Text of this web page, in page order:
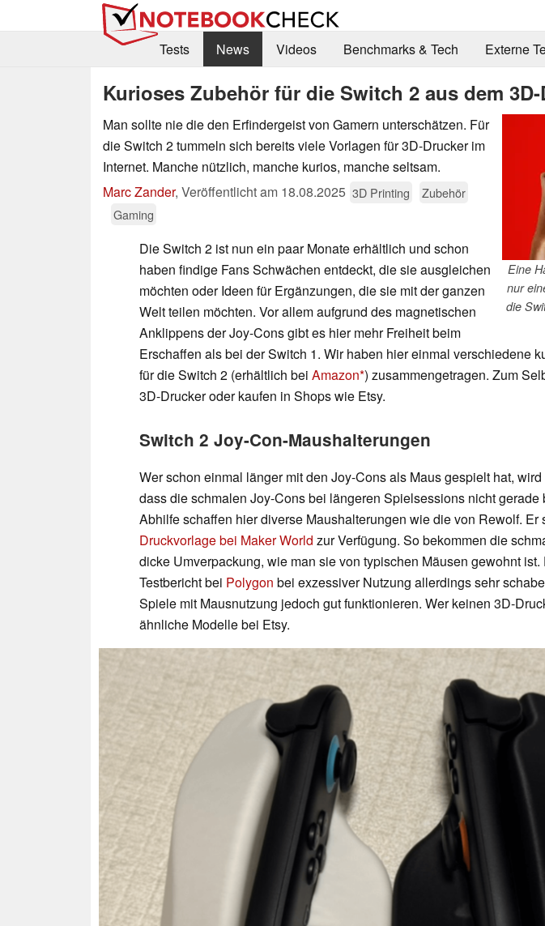
Tests
News Videos Benchmarks & Tech Externe
Kurioses Zubehör für die Switch 2 aus dem
Eine
nur
die
Man sollte nie die den Erfindergeist von Gamern unterschätzen. Für
die Switch 2 tummeln sich bereits viele Vorlagen für 3D-Drucker im
Internet. Manche nützlich, manche kurios, manche seltsam.
Marc Zander, Veröffentlicht am 18.08.2025 3D Printing
Zubehör
Gaming
Die Switch 2 ist nun ein paar Monate erhältlich und schon
haben findige Fans Schwächen entdeckt, die sie ausgleichen
möchten oder Ideen für Ergänzungen, die sie mit der ganzen
Welt teilen möchten. Vor allem aufgrund des magnetischen
Anklippens der Joy-Cons gibt es hier mehr Freiheit beim
Erschaffen als bei der Switch 1. Wir haben hier einmal verschiedene
für die Switch 2 (erhältlich bei Amazon ) zusammengetragen. Zum
3D-Drucker oder kaufen in Shops wie Etsy.
Switch 2 Joy-Con-Maushalterungen
Wer schon einmal länger mit den Joy-Cons als Maus gespielt hat,
dass die schmalen Joy-Cons bei längeren Spielsessions nicht gerade
Abhilfe schaffen hier diverse Maushalterungen wie die von Rewolf. Er
Druckvorlage bei Maker World zur Verfügung. So bekommen die
dicke Umverpackung, wie man sie von typischen Mäusen gewohnt
Testbericht bei Polygon bei exzessiver Nutzung allerdings sehr
Spiele mit Mausnutzung jedoch gut funktionieren. Wer keinen 3D-
ähnliche Modelle bei Etsy.